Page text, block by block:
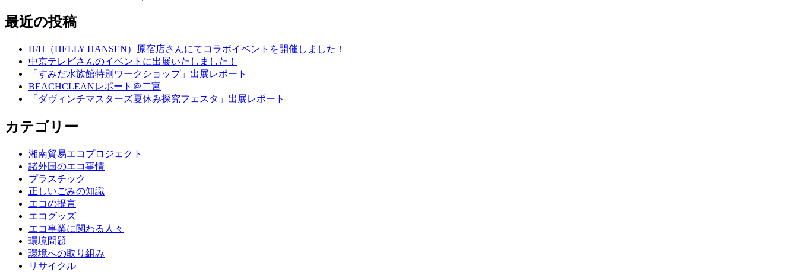
最近の投稿
H/H（HELLY HANSEN）原宿店さんにてコラボイベントを開催しました！
中京テレビさんのイベントに出展いたしました！
「すみだ水族館特別ワークショップ」出展レポート
BEACHCLEANレポート＠二宮
「ダヴィンチマスターズ夏休み探究フェスタ」出展レポート
カテゴリー
湘南貿易エコプロジェクト
諸外国のエコ事情
プラスチック
正しいごみの知識
エコの提言
エコグッズ
エコ事業に関わる人々
環境問題
環境への取り組み
リサイクル